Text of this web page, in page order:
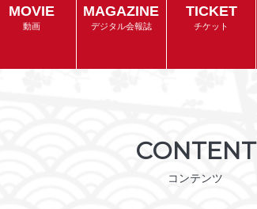
MOVIE
動画
MAGAZINE
デジタル会報誌
TICKET
チケット
CONTENT
コンテンツ